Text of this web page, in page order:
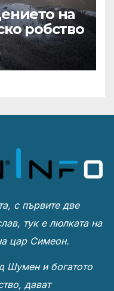
на
робство
с първите две
тук е люлката на
цар Симеон.
Шумен и богатото
дават